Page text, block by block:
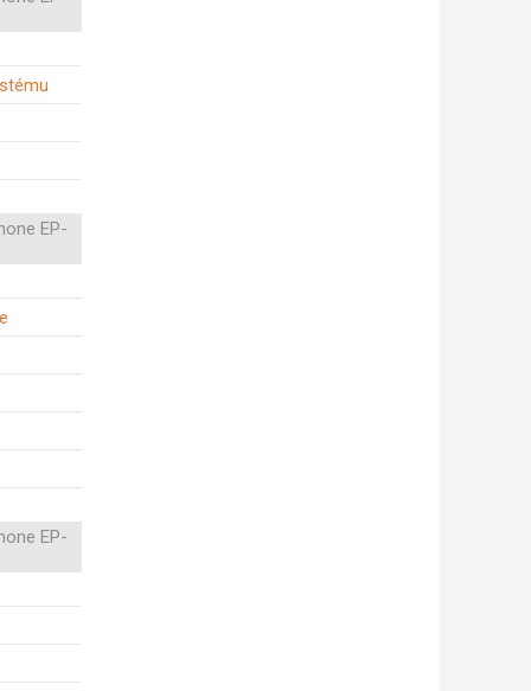
EP-
EP-